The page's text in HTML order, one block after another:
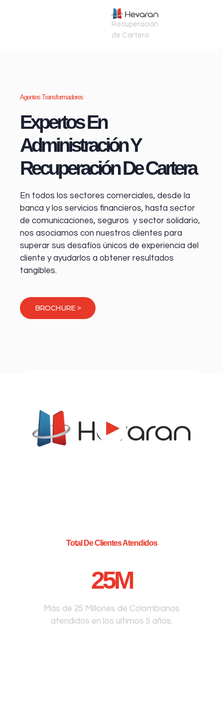
Recuperación
de Cartera
Agentes Transformadores
Expertos En
Administración Y
Recuperación De Cartera
En todos los sectores comerciales, desde la
banca y los servicios financieros, hasta sector
de comunicaciones, seguros y sector solidario,
nos asociamos con nuestros clientes para
superar sus desafíos únicos de experiencia del
cliente y ayudarlos a obtener resultados
tangibles.
BROCHURE >
Total De Clientes Atendidos
25M
Más de 25 Millones de Colombianos
atendidos en los últimos 5 años.